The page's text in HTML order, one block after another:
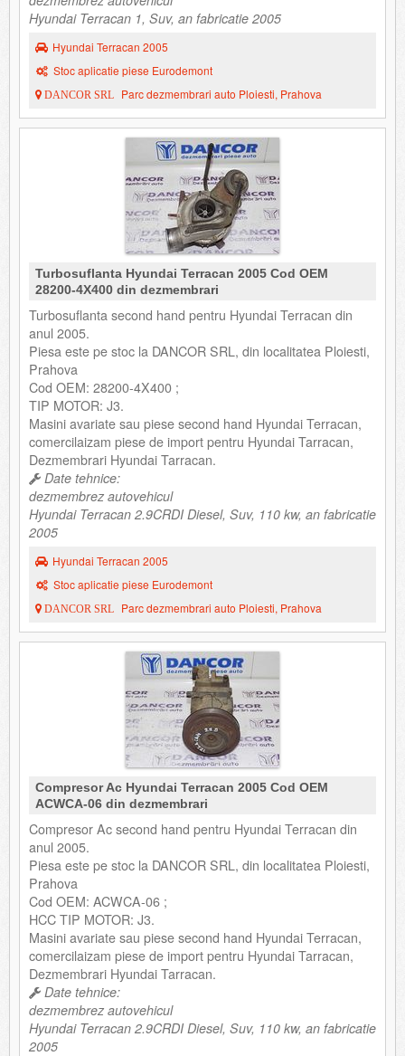
Hyundai Terracan 1, Suv, an fabricatie 2005
Hyundai Terracan 2005
Stoc aplicatie piese Eurodemont
DANCOR SRL Parc dezmembrari auto Ploiesti, Prahova
Turbosuflanta Hyundai Terracan 2005 Cod OEM
28200-4X400 din dezmembrari
Turbosuflanta second hand pentru Hyundai Terracan din
anul 2005.
Piesa este pe stoc la DANCOR SRL, din localitatea Ploiesti,
Prahova
Cod OEM: 28200-4X400 ;
TIP MOTOR: J3.
Masini avariate sau piese second hand Hyundai Terracan,
comercilaizam piese de import pentru Hyundai Tarracan,
Dezmembrari Hyundai Tarracan.
Date tehnice:
dezmembrez autovehicul
Hyundai Terracan 2.9CRDI Diesel, Suv, 110 kw, an fabricatie
2005
Hyundai Terracan 2005
Stoc aplicatie piese Eurodemont
DANCOR SRL Parc dezmembrari auto Ploiesti, Prahova
Compresor Ac Hyundai Terracan 2005 Cod OEM
ACWCA-06 din dezmembrari
Compresor Ac second hand pentru Hyundai Terracan din
anul 2005.
Piesa este pe stoc la DANCOR SRL, din localitatea Ploiesti,
Prahova
Cod OEM: ACWCA-06 ;
HCC TIP MOTOR: J3.
Masini avariate sau piese second hand Hyundai Terracan,
comercilaizam piese de import pentru Hyundai Tarracan,
Dezmembrari Hyundai Tarracan.
Date tehnice:
dezmembrez autovehicul
Hyundai Terracan 2.9CRDI Diesel, Suv, 110 kw, an fabricatie
2005